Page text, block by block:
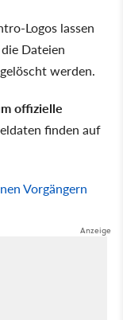
Logos lassen
Dateien
werden.
offizielle
finden auf
Vorgängern